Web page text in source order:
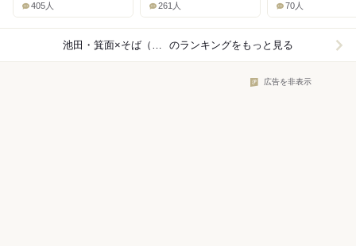
405人 261人 70人
池田・箕面×そば（蕎麦） のランキングをもっと見る
広告を非表示